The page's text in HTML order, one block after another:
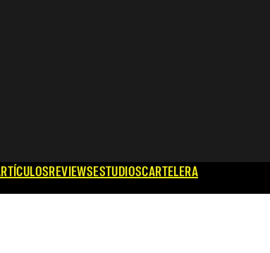
REVIEWSESTUDIOSCARTELERA